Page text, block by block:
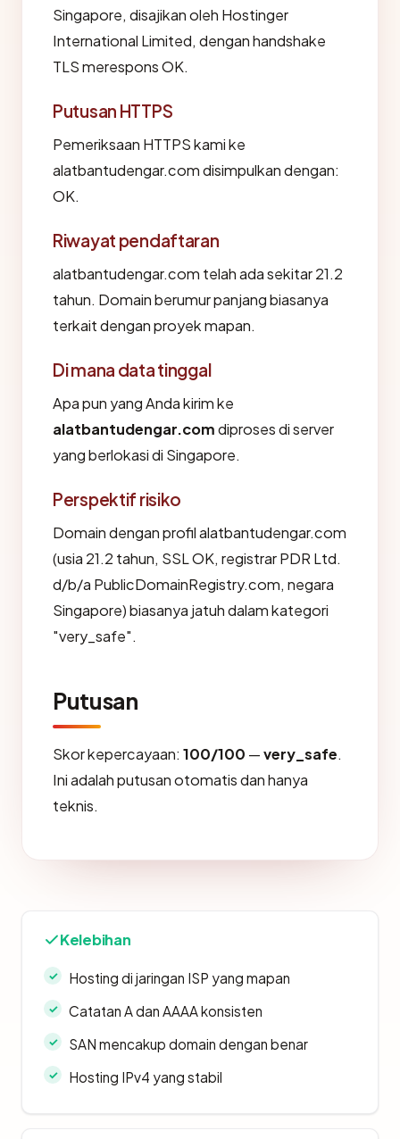
Singapore, disajikan oleh Hostinger
International Limited, dengan handshake
TLS merespons OK.
Putusan HTTPS
Pemeriksaan HTTPS kami ke
alatbantudengar.com disimpulkan dengan:
OK.
Riwayat pendaftaran
alatbantudengar.com telah ada sekitar 21.2
tahun. Domain berumur panjang biasanya
terkait dengan proyek mapan.
Di mana data tinggal
Apa pun yang Anda kirim ke
alatbantudengar.comdiproses di server
yang berlokasi di Singapore.
Perspektif risiko
Domain dengan profil alatbantudengar.com
(usia 21.2 tahun, SSL OK, registrar PDR Ltd.
d/b/a PublicDomainRegistry.com, negara
Singapore) biasanya jatuh dalam kategori
"very_safe".
Putusan
Skor kepercayaan: 100/100 —very_safe.
Ini adalah putusan otomatis dan hanya
teknis.
Kelebihan
Hosting di jaringan ISP yang mapan
Catatan A dan AAAA konsisten
SAN mencakup domain dengan benar
Hosting IPv4 yang stabil